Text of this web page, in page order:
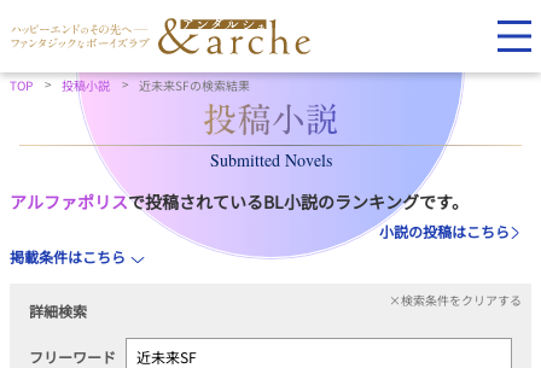
TOP 投稿小説 近未来SFの検索結果
Submitted Novels
アルファポリスで投稿されているBL小説のランキングです。
小説の投稿はこちら
掲載条件はこちら
詳細検索
×検索条件をクリアする
フリーワード